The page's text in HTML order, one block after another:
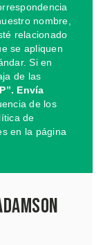
nombre,
relacionado
se apliquen
Si en
de las
Envía
de los
de
en la página